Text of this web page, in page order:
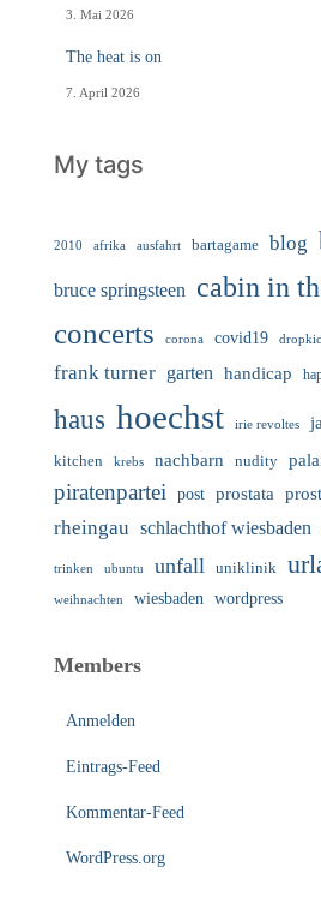
3. Mai 2026
The heat is on
7. April 2026
My tags
2010 afrika ausfahrt bartagame blog
bruce springsteen
cabin in
concerts
corona covid19
frank turner garten handicap
haus hoechst irie revoltes
kitchen krebs nachbarn nudity
piratenpartei post prostata
rheingau schlachthof wiesbaden
trinken ubuntu unfall uniklinik
weihnachten wiesbaden wordpress
Members
Anmelden
Eintrags-Feed
Kommentar-Feed
WordPress.org